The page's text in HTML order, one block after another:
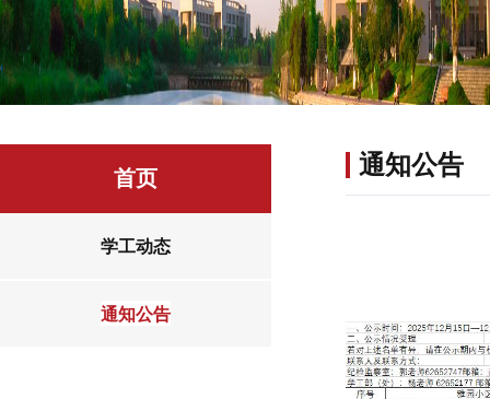
首页
学工动态
通知公告
通知公告